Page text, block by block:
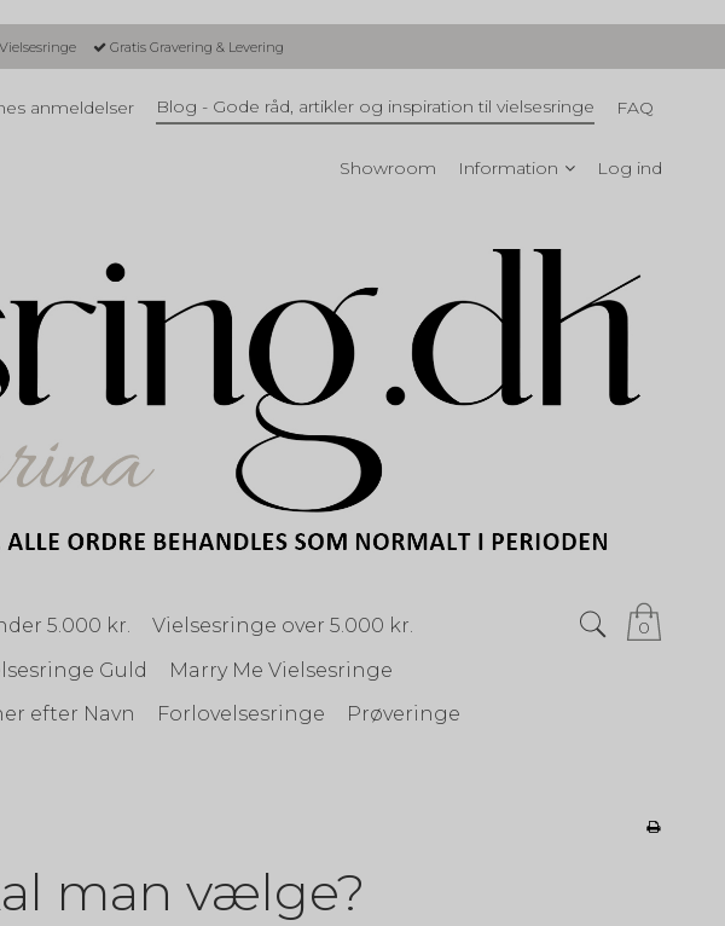
Gratis Gravering & Levering
anmeldelser Blog - Gode råd, artikler og inspiration til vielsesringe FAQ
Showroom Information Log ind
0
5.000 kr.
Vielsesringe over 5.000 kr.
Guld
Marry Me Vielsesringe
efter Navn Forlovelsesringe
Prøveringe
man vælge?